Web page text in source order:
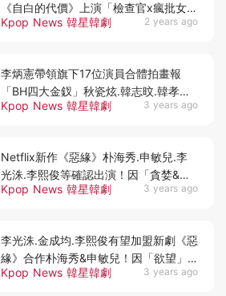
Kpop News 韓星韓劇 2 years ago
《自白的代價》上演「檢查官x瘋批女人
們」的懸疑故事
Kpop News 韓星韓劇 3 years ago
李炳憲帶領旗下17位演員合體拍畫報
「BH四大金釵」秋瓷炫.韓志旼.韓孝周.
朴寶英太美啦～
Kpop News 韓星韓劇 3 years ago
Netflix新作《惡緣》朴海秀.申敏兒.李
光洙.李熙俊等確認出演！因「貪婪&欲
望」所展開的犯罪片
Kpop News 韓星韓劇 3 years ago
李光洙.金成均.李熙俊有望加盟新劇《惡
緣》合作朴海秀&申敏兒！因「欲望」
展開的犯罪驚悚片